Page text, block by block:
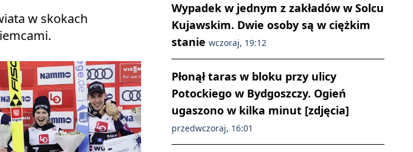
w skokach
Wypadek w jednym z zakładów w Solcu
Kujawskim. Dwie osoby są w ciężkim
stanie wczoraj, 19:12
Płonął taras w bloku przy ulicy
Potockiego w Bydgoszczy. Ogień
ugaszono w kilka minut [zdjęcia]
przedwczoraj, 16:01